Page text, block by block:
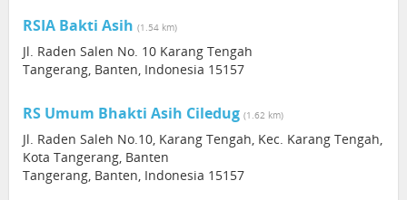
RSIA Bakti Asih (1.54 km)
Jl. Raden Salen No. 10 Karang Tengah
Tangerang, Banten, Indonesia 15157
RS Umum Bhakti Asih Ciledug (1.62 km)
Jl. Raden Saleh No.10, Karang Tengah, Kec. Karang Tengah,
Kota Tangerang, Banten
Tangerang, Banten, Indonesia 15157